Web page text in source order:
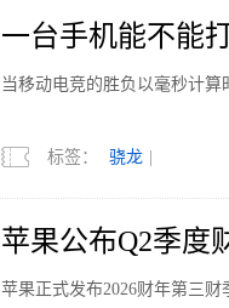
一台手机能不能
当移动电竞的胜负以毫秒计算
标签： 骁龙
苹果公布Q2季度
苹果正式发布2026财年第三